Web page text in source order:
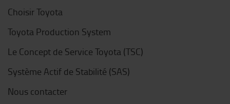
Choisir Toyota
Toyota Production System
Le Concept de Service Toyota (TSC)
Système Actif de Stabilité (SAS)
Nous contacter